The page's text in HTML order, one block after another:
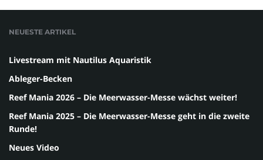
NEUESTE ARTIKEL
Livestream mit Nautilus Aquaristik
Ableger-Becken
Reef Mania 2026 – Die Meerwasser-Messe wächst weiter!
Reef Mania 2025 – Die Meerwasser-Messe geht in die zweite
Runde!
Neues Video